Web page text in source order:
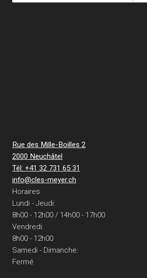
Rue des Mille-Boilles 2
2000 Neuchâtel
Tél: +41 32 731 65 31
info@cles-meyer.ch
Horaires
Lundi - Jeudi:
8h00 - 12h00 / 14h00 - 17h00
Vendredi:
8h00 - 12h00
Samedi - Dimanche:
Fermé